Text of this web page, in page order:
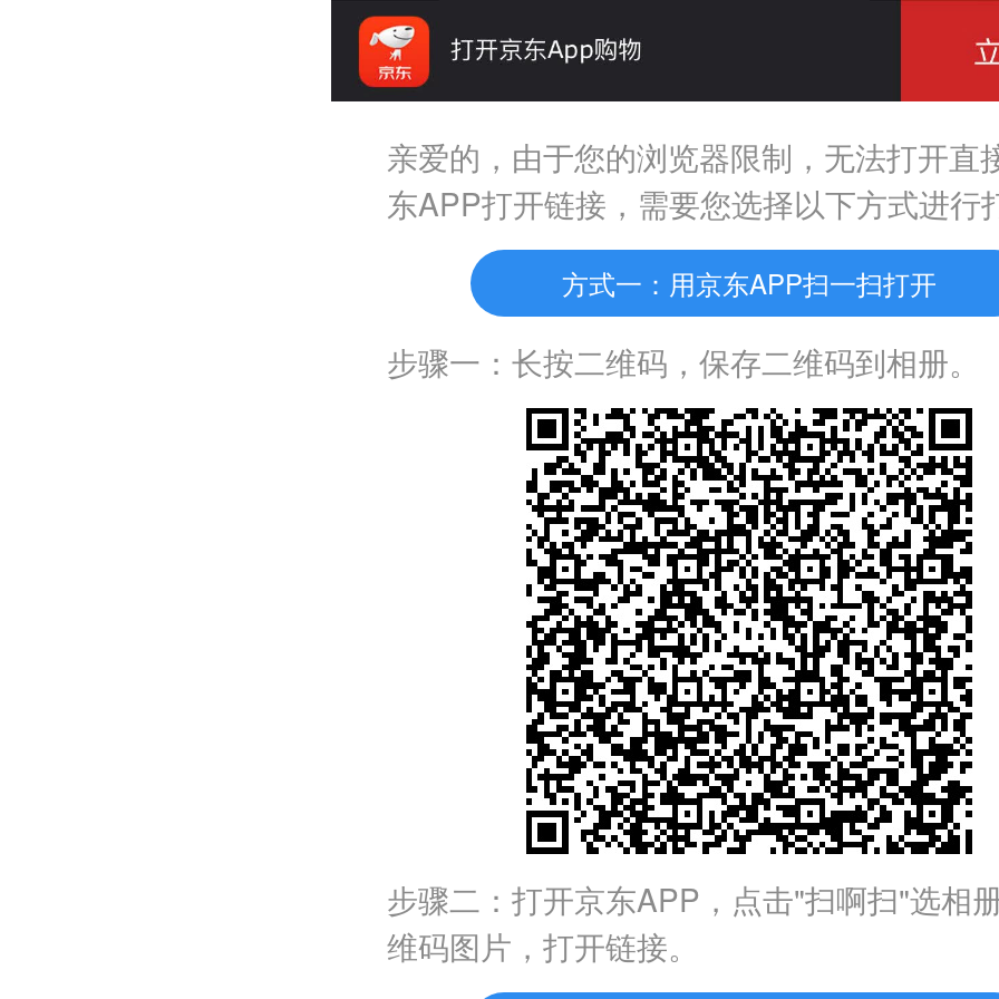
亲爱的，由于您的浏览器限制，无法打开直
东APP打开链接，需要您选择以下方式进行
方式一：用京东APP扫一扫打开
步骤一：长按二维码，保存二维码到相册。
步骤二：打开京东APP，点击"扫啊扫"选相
维码图片，打开链接。